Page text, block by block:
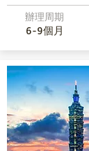
辦理周期
6-9個月